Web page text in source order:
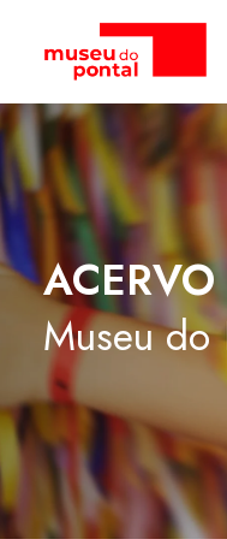
ACERVO
Museu do